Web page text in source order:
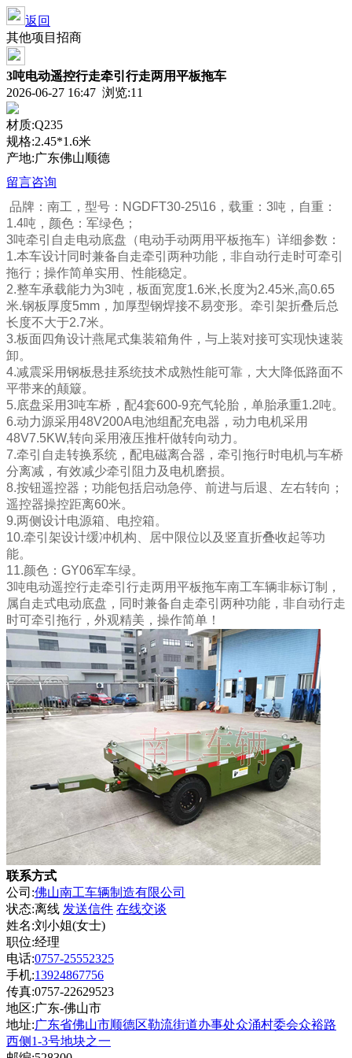
返回
其他项目招商
3吨电动遥控行走牵引行走两用平板拖车
2026-06-27 16:47 浏览:11
材质:Q235
规格:2.45*1.6米
产地:广东佛山顺德
留言咨询
品牌：南工，型号：NGDFT30-25\16，载重：3吨，自重：
1.4吨，颜色：军绿色；
3吨牵引自走电动底盘（电动手动两用平板拖车）详细参数：
1.本车设计同时兼备自走牵引两种功能，非自动行走时可牵引
拖行；操作简单实用、性能稳定。
2.整车承载能力为3吨，板面宽度1.6米,长度为2.45米,高0.65
米.钢板厚度5mm，加厚型钢焊接不易变形。牵引架折叠后总
长度不大于2.7米。
3.板面四角设计燕尾式集装箱角件，与上装对接可实现快速装
卸。
4.减震采用钢板悬挂系统技术成熟性能可靠，大大降低路面不
平带来的颠簸。
5.底盘采用3吨车桥，配4套600-9充气轮胎，单胎承重1.2吨。
6.动力源采用48V200A电池组配充电器，动力电机采用
48V7.5KW,转向采用液压推杆做转向动力。
7.牵引自走转换系统，配电磁离合器，牵引拖行时电机与车桥
分离减，有效减少牵引阻力及电机磨损。
8.按钮遥控器；功能包括启动急停、前进与后退、左右转向；
遥控器操控距离60米。
9.两侧设计电源箱、电控箱。
10.牵引架设计缓冲机构、居中限位以及竖直折叠收起等功
能。
11.颜色：GY06军车绿。
3吨电动遥控行走牵引行走两用平板拖车南工车辆非标订制，
属自走式电动底盘，同时兼备自走牵引两种功能，非自动行走
时可牵引拖行，外观精美，操作简单！
联系方式
公司:佛山南工车辆制造有限公司
状态:离线 发送信件 在线交谈
姓名:刘小姐(女士)
职位:经理
电话:0757-25552325
手机:13924867756
传真:0757-22629523
地区:广东-佛山市
地址:广东省佛山市顺德区勒流街道办事处众涌村委会众裕路
西侧1-3号地块之一